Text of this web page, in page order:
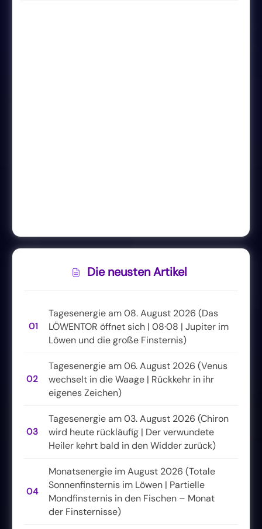
Die neusten Artikel
01
Tagesenergie am 08. August 2026 (Das
LÖWENTOR öffnet sich | 08·08 | Jupiter im
Löwen und die große Finsternis)
02
Tagesenergie am 06. August 2026 (Venus
wechselt in die Waage | Rückkehr in ihr
eigenes Zeichen)
03
Tagesenergie am 03. August 2026 (Chiron
wird heute rückläufig | Der verwundete
Heiler kehrt bald in den Widder zurück)
04
Monatsenergie im August 2026 (Totale
Sonnenfinsternis im Löwen | Partielle
Mondfinsternis in den Fischen – Monat
der Finsternisse)